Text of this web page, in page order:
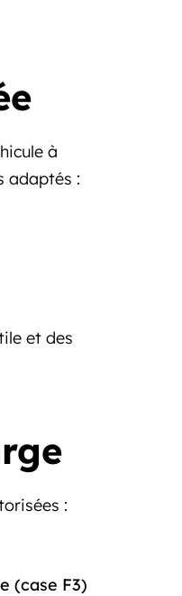
à
adaptés :
et des
:
(case F3)